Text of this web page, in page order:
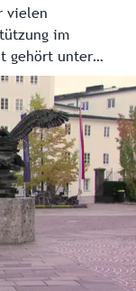
vielen
im
gehört unter
der
"Schmankerl" und
Christian Pewny